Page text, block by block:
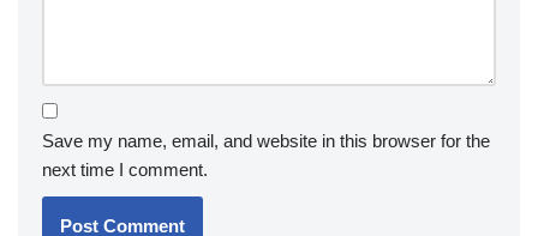
Save my name, email, and website in this browser for the
next time I comment.